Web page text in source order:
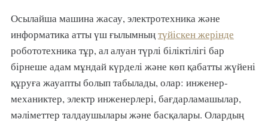
Осылайша машина жасау, электротехника және
информатика атты үш ғылымныңтүйіскен жерінде
робототехника тұр, ал алуан түрлі біліктілігі бар
бірнеше адам мұндай күрделі және көп қабатты жүйені
құруға жауапты болып табылады, олар: инженер-
механиктер, электр инженерлері, бағдарламашылар,
мәліметтер талдаушылары және басқалары. Олардың